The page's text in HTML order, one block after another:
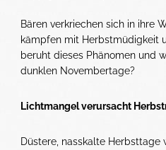
Bären verkriechen sich in ihre
kämpfen mit Herbstmüdigkeit
beruht dieses Phänomen und
dunklen Novembertage?
Lichtmangel verursacht
Düstere, nasskalte